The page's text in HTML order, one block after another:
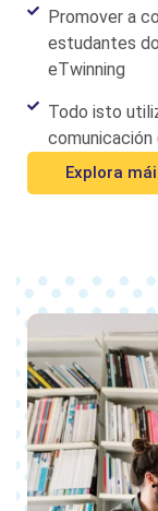
Promover a
estudantes
eTwinning
Todo isto
comunicación
Explora